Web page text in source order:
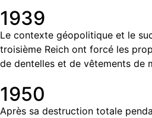
1939
Le contexte géopolitique et le
troisième Reich ont forcé les
de dentelles et de vêtements de
1950
Après sa destruction totale